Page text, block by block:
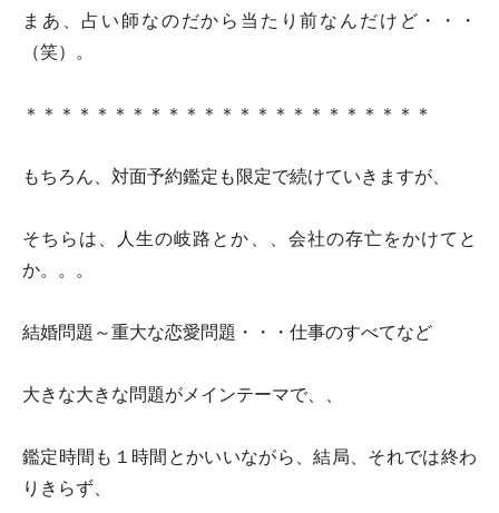
まあ、占い師なのだから当たり前なんだけど・・・
（笑）。
＊＊＊＊＊＊＊＊＊＊＊＊＊＊＊＊＊＊＊＊＊＊＊
もちろん、対面予約鑑定も限定で続けていきますが、
そちらは、人生の岐路とか、、会社の存亡をかけてと
か。。。
結婚問題～重大な恋愛問題・・・仕事のすべてなど
大きな大きな問題がメインテーマで、、
鑑定時間も１時間とかいいながら、結局、それでは終わ
りきらず、